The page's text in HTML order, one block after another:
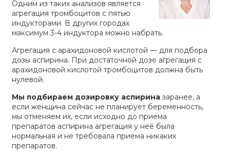
Одним из таких анализов является
агрегация тромбоцитов с пятью
индукторами. В других городах
максимум 3-4 индуктора можно набрать.
Агрегация с арахидоновой кислотой — для подбора
дозы аспирина. При достаточной дозе агрегация с
арахидоновой кислотой тромбоцитов должна быть
нулевой.
Мы подбираем дозировку аспирина заранее, а
если женщина сейчас не планирует беременность,
мы отменяем их, если исходно до приема
препаратов аспирина агрегация у неё была
нормальная и не требовала приема никаких
препаратов.